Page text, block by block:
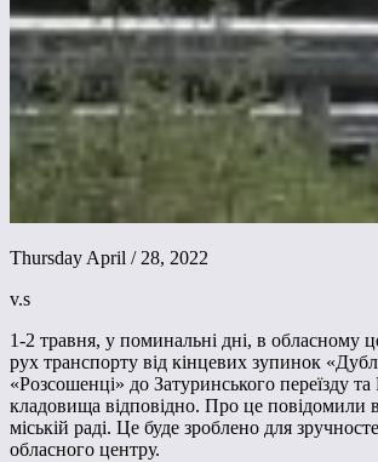
Thursday April / 28, 2022
v.s
1-2 травня, у поминальні дні, в обласному
рух транспорту від кінцевих зупинок
«Розсошенці» до Затуринського переїзду
кладовища відповідно. Про це повідомили
міській раді. Це буде зроблено для
обласного центру.